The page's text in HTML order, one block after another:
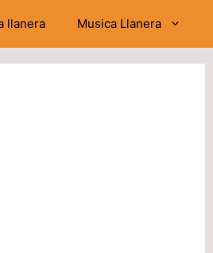
llanera Musica Llanera